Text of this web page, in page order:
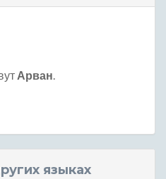
Арван.
языках